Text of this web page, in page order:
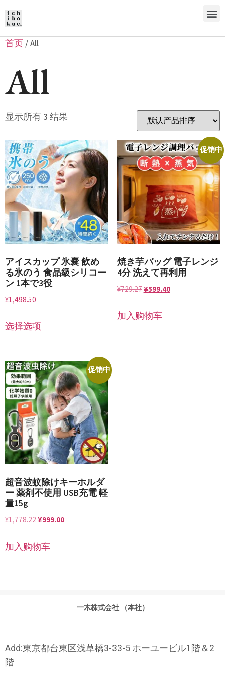
首页/ All
All
显示所有 3 结果
アイスカップ 氷嚢 飲め
る氷のう 食品級シリコー
ン 1本で3役
¥1,498.50
选择选项
促销中
焼き芋バッグ 電子レンジ
4分 洗えて再利用
¥729.27¥599.40
加入购物车
促销中
超音波蚊除けキーホルダ
ー 薬剤不使用 USB充電 軽
量15g
¥1,778.22¥999.00
加入购物车
一木株式会社 （本社）
Add:東京都台東区浅草橋3-33-5 ホーユービル1階＆2
階